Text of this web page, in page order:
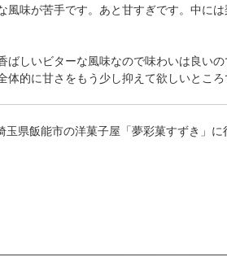
風味が苦手です。あと甘すぎです。中に
ばしいビターな風味なので味わいは良い
体的に甘さをもう少し抑えて欲しいところ
玉県飯能市の洋菓子屋「夢彩菓すずき」に